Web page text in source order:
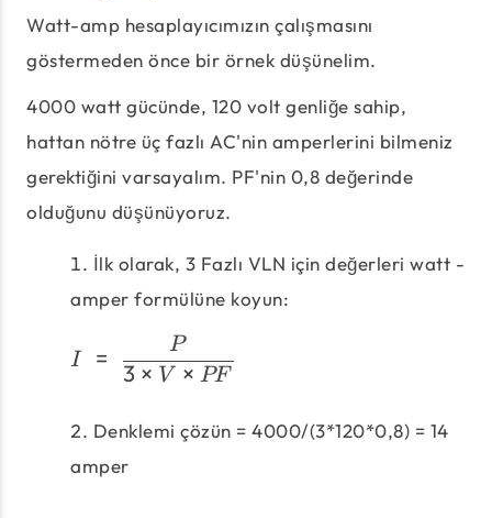
Watt-amp hesaplayıcımızın çalışmasını
göstermeden önce bir örnek düşünelim.
4000 watt gücünde, 120 volt genliğe sahip,
hattan nötre üç fazlı AC'nin amperlerini bilmeniz
gerektiğini varsayalım. PF'nin 0,8 değerinde
olduğunu düşünüyoruz.
İlk olarak, 3 Fazlı VLN için değerleri watt -
amper formülüne koyun:
I =
3 × V × PF
P
Denklemi çözün = 4000/(3*120*0,8) = 14
amper